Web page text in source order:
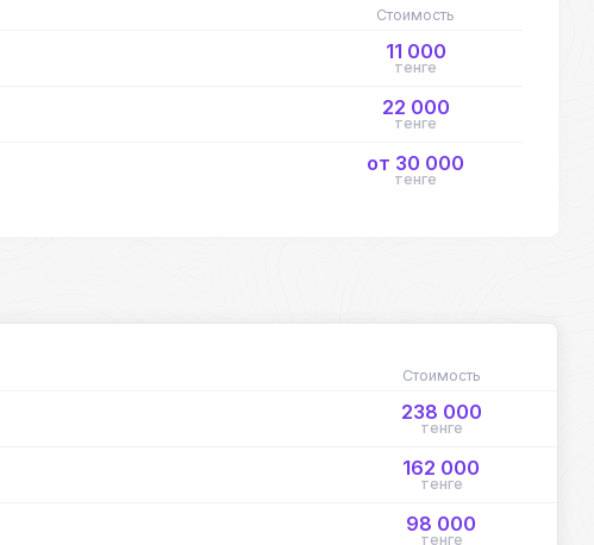
Стоимость
11 000
тенге
22 000
тенге
от 30 000
тенге
Стоимость
238 000
тенге
162 000
тенге
98 000
тенге